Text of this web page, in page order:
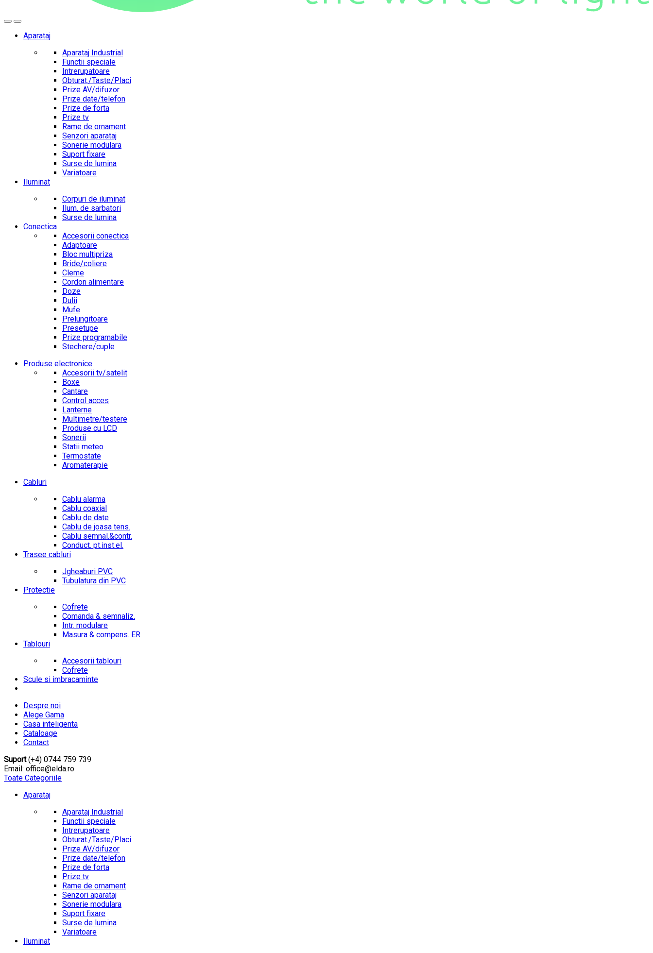
Aparataj
Aparataj Industrial
Functii speciale
Intrerupatoare
Obturat./Taste/Placi
Prize AV/difuzor
Prize date/telefon
Prize de forta
Prize tv
Rame de ornament
Senzori aparataj
Sonerie modulara
Suport fixare
Surse de lumina
Variatoare
Iluminat
Corpuri de iluminat
Ilum. de sarbatori
Surse de lumina
Conectica
Accesorii conectica
Adaptoare
Bloc multipriza
Bride/coliere
Cleme
Cordon alimentare
Doze
Dulii
Mufe
Prelungitoare
Presetupe
Prize programabile
Stechere/cuple
Produse electronice
Accesorii tv/satelit
Boxe
Cantare
Control acces
Lanterne
Multimetre/testere
Produse cu LCD
Sonerii
Statii meteo
Termostate
Aromaterapie
Cabluri
Cablu alarma
Cablu coaxial
Cablu de date
Cablu de joasa tens.
Cablu semnal.&contr.
Conduct. pt.inst.el.
Trasee cabluri
Jgheaburi PVC
Tubulatura din PVC
Protectie
Cofrete
Comanda & semnaliz.
Intr. modulare
Masura & compens. ER
Tablouri
Accesorii tablouri
Cofrete
Scule si imbracaminte
Despre noi
Alege Gama
Casa inteligenta
Cataloage
Contact
Suport(+4) 0744 759 739
Email: office@elda.ro
Toate Categoriile
Aparataj
Aparataj Industrial
Functii speciale
Intrerupatoare
Obturat./Taste/Placi
Prize AV/difuzor
Prize date/telefon
Prize de forta
Prize tv
Rame de ornament
Senzori aparataj
Sonerie modulara
Suport fixare
Surse de lumina
Variatoare
Iluminat